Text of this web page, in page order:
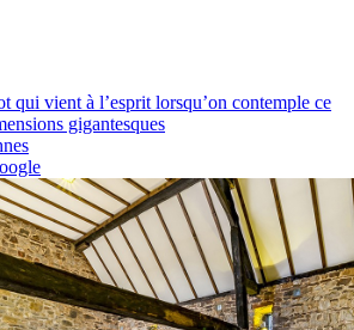
qui vient à l’esprit lorsqu’on contemple ce
gigantesques